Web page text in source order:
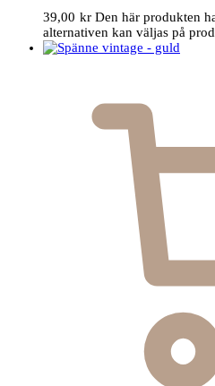
39,00 kr Den här produkten
alternativen kan väljas på